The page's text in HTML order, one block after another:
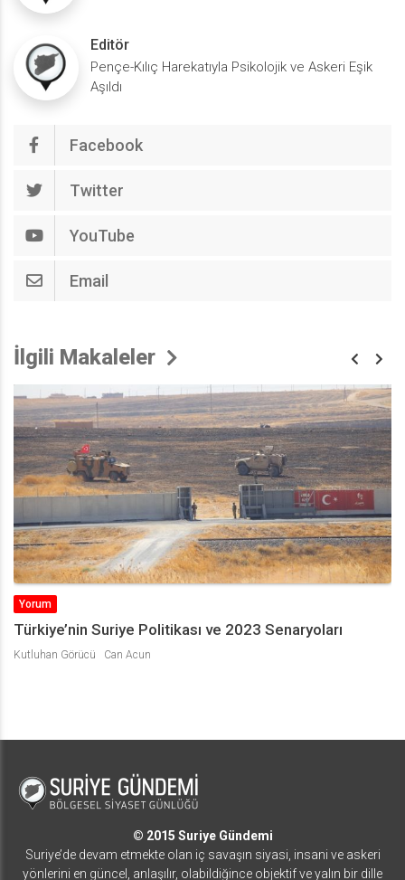
Editör
Pençe-Kılıç Harekatıyla Psikolojik ve Askeri Eşik
Aşıldı
Facebook
Twitter
YouTube
Email
İlgili Makaleler
Yorum
Türkiye’nin Suriye Politikası ve 2023 Senaryoları
Kutluhan Görücü Can Acun
© 2015 Suriye Gündemi
Suriye’de devam etmekte olan iç savaşın siyasi, insani ve askeri
yönlerini en güncel, anlaşılır, olabildiğince objektif ve yalın bir dille